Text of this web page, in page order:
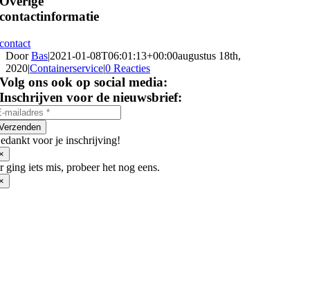
contactinformatie
contact
DoorBas|2021-01-08T06:01:13+00:00augustus 18th,
2020|Containerservice|0 Reacties
Volg ons ook op social media:
Inschrijven voor de nieuwsbrief:
voor je inschrijving!
ging iets mis, probeer het nog eens.